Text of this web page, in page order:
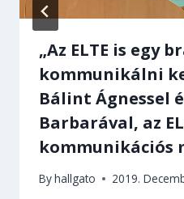
„Az ELTE is egy
kommunikálni
Bálint Ágnessel
Barbarával, az
kommunikációs
Byhallgato 2019.